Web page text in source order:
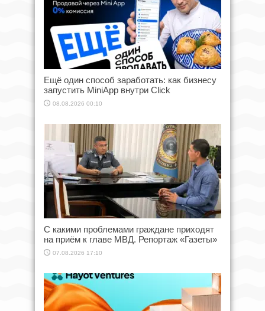
Ещё один способ заработать: как бизнесу
запустить MiniApp внутри Click
08.08.2026 00:10
С какими проблемами граждане приходят
на приём к главе МВД. Репортаж «Газеты»
07.08.2026 17:10